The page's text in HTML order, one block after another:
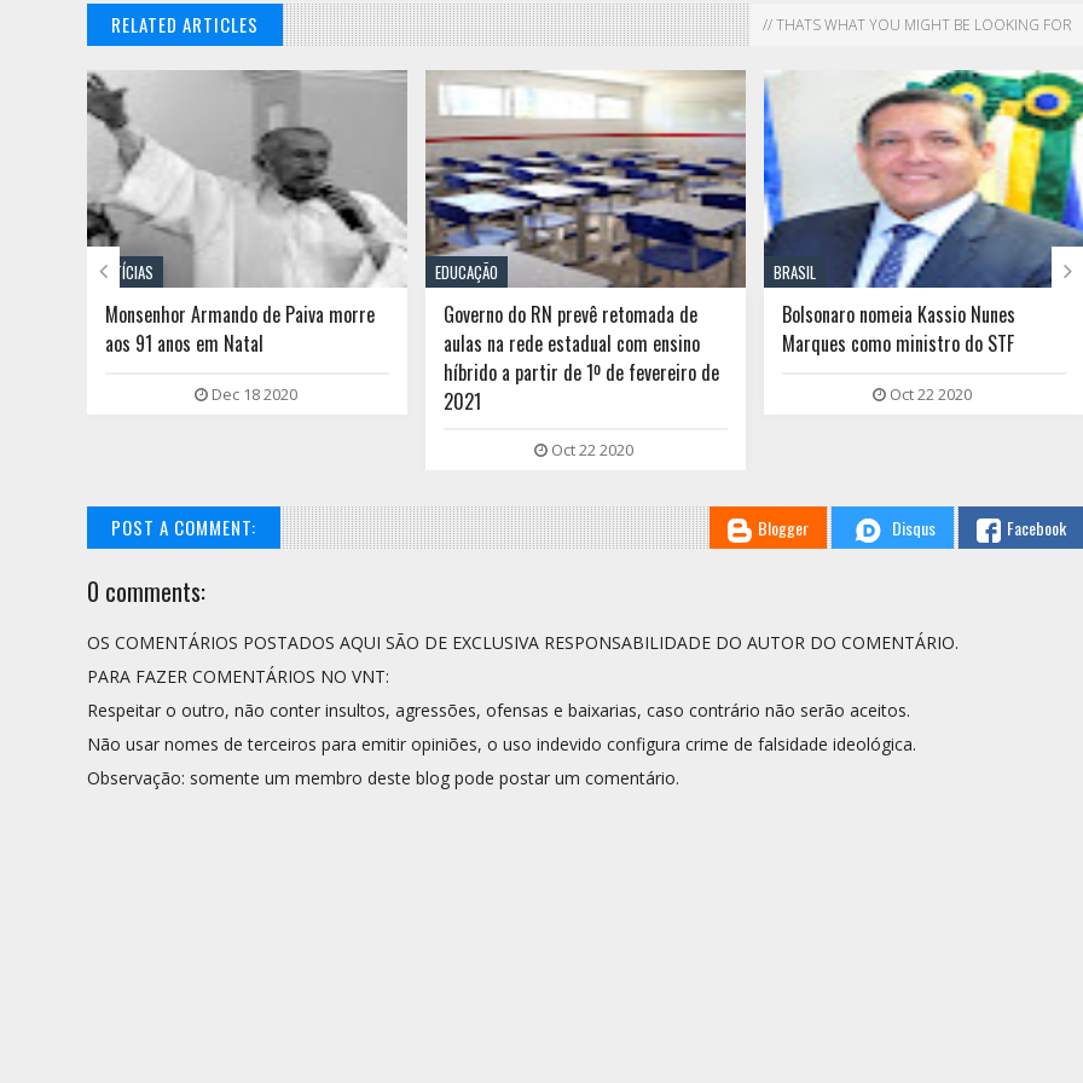
RELATED ARTICLES // THATS WHAT YOU MIGHT BE LOOKING FOR
NOTÍCIAS
Monsenhor Armando de Paiva morre
aos 91 anos em Natal
Dec 18 2020
EDUCAÇÃO
Governo do RN prevê retomada de
aulas na rede estadual com ensino
híbrido a partir de 1º de fevereiro de
2021
Oct 22 2020
BRASIL
Bolsonaro nomeia Kassio Nunes
Marques como ministro do STF
Oct 22 2020
 
POST A COMMENT: Blogger Disqus Facebook
0 comments:
OS COMENTÁRIOS POSTADOS AQUI SÃO DE EXCLUSIVA RESPONSABILIDADE DO AUTOR DO COMENTÁRIO.
PARA FAZER COMENTÁRIOS NO VNT:
Respeitar o outro, não conter insultos, agressões, ofensas e baixarias, caso contrário não serão aceitos.
Não usar nomes de terceiros para emitir opiniões, o uso indevido configura crime de falsidade ideológica.
Observação: somente um membro deste blog pode postar um comentário.